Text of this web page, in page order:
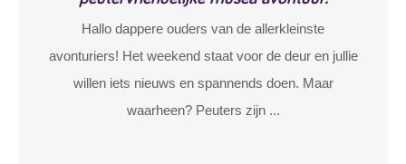
Hallo dappere ouders van de allerkleinste
avonturiers! Het weekend staat voor de deur en jullie
willen iets nieuws en spannends doen. Maar
waarheen? Peuters zijn ...